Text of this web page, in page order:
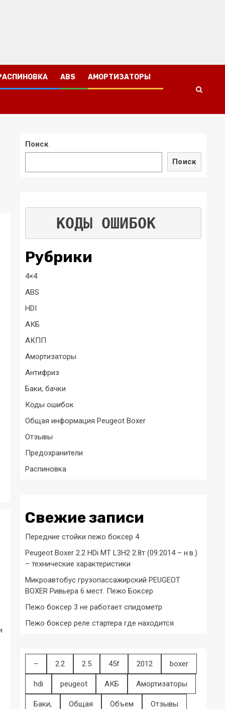
ABS АМОРТИЗАТОРЫ
Поиск
Поиск
КОДЫ ОШИБОК
Рубрики
4×4
ABS
HDI
АКБ
АКПП
Амортизаторы
Антифриз
Баки, бачки
Коды ошибок
Общая информация Peugeot Boxer
Отзывы
Предохранители
Распиновка
Свежие записи
Передние стойки пежо боксер 4
Peugeot Boxer 2.2 HDi MT L3H2 2.8т (09.2014 – н.в.)
– технические характеристики
Микроавтобус грузопассажирский PEUGEOT
BOXER Ривьера 6 мест. Пежо Боксер
Пежо боксер 3 не работает спидометр
Пежо боксер реле стартера где находится
– 2.2 2.5 45f 2012 boxer
hdi peugeot АКБ Амортизаторы
Баки, Общая Объем Отзывы